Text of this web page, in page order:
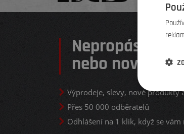
Nepropásněte
nebo novinku
Výprodeje, slevy, nové produkty
Přes 50 000 odběratelů
Odhlášení na 1 klik, když se